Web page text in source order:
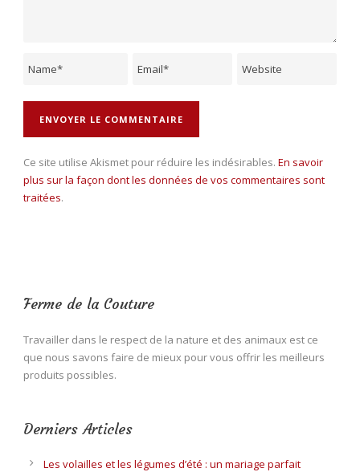
Ce site utilise Akismet pour réduire les indésirables. En savoir
plus sur la façon dont les données de vos commentaires sont
traitées.
Ferme de la Couture
Travailler dans le respect de la nature et des animaux est ce
que nous savons faire de mieux pour vous offrir les meilleurs
produits possibles.
Derniers Articles
Les volailles et les légumes d’été : un mariage parfait